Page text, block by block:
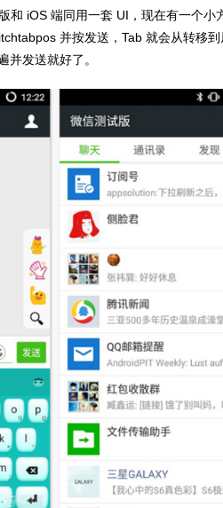
和 iOS 端同用一套 UI，现在有一个小
并按发送，Tab 就会从转移
并发送就好了。